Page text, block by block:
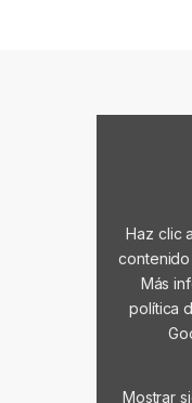
Haz clic
Más
política
Mostrar